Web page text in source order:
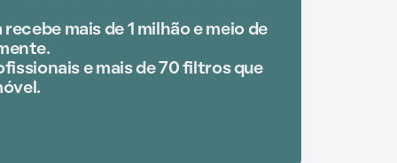
mais de 1 milhão e meio de
e mais de 70 filtros que